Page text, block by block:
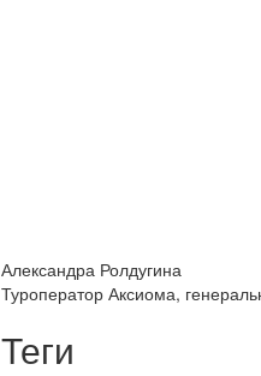
Александра Ролдугина
Туроператор Аксиома,
Теги